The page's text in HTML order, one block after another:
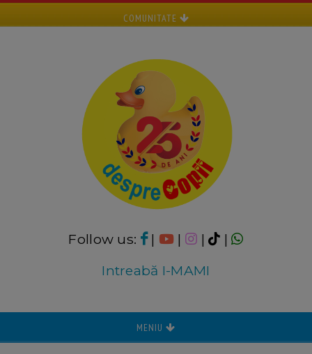
COMUNITATE
Follow us: | | |
|
Intreabă I-MAMI
MENIU